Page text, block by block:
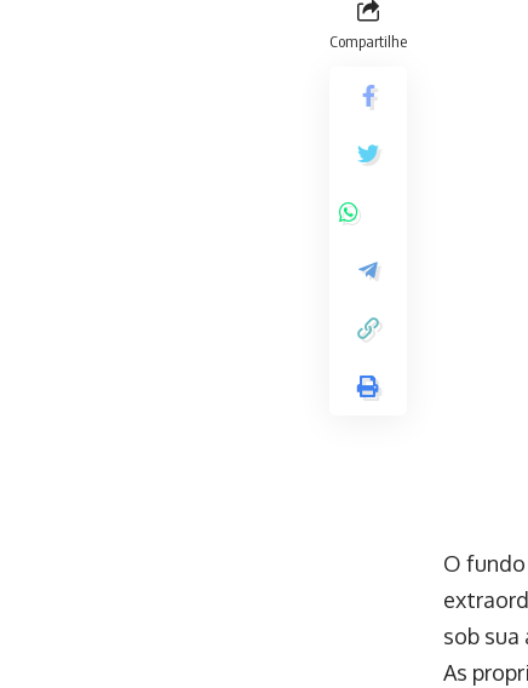
Compartilhe
O
sob
As